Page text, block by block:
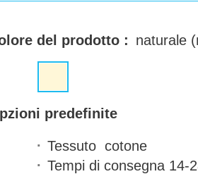
del prodotto : naturale
predefinite
Tessuto cotone
Tempi di consegna 14-